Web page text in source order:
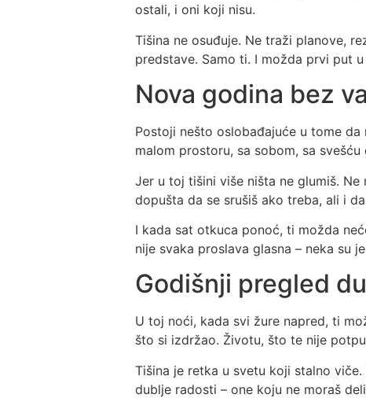
ostali, i oni koji nisu.
Tišina ne osuđuje. Ne traži planove,
predstave. Samo ti. I možda prvi put
Nova godina bez
Postoji nešto oslobađajuće u tome
malom prostoru, sa sobom, sa
Jer u toj tišini više ništa ne glumiš.
dopušta da se srušiš ako treba, ali i
I kada sat otkuca ponoć, ti možda
nije svaka proslava glasna – neka su
Godišnji pregled
U toj noći, kada svi žure napred, ti
što si izdržao. Životu, što te nije
Tišina je retka u svetu koji stalno
dublje radosti – one koju ne moraš